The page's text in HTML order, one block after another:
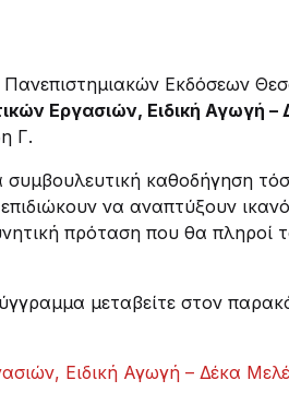
Εκδόσεων
Εργασιών, Ειδική Αγωγή –
Γ.
συμβουλευτική καθοδήγηση
να αναπτύξουν
πρόταση που θα πληροί
μεταβείτε στον
Ειδική Αγωγή – Δέκα